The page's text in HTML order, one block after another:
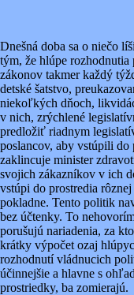
Dnešná doba sa o niečo
tým, že hlúpe
zákonov takmer každý
detské šatstvo,
niekoľkých dňoch,
v nich, zrýchlené
predložiť riadnym
poslancov, aby vstúpili
zaklincuje minister
svojich zákazníkov v ich
vstúpi do prostredia
pokladne. Tento politik
bez účtenky. To
porušujú nariadenia, za
krátky výpočet ozaj
rozhodnutí vládnucich
účinnejšie a hlavne s
prostriedky, ba zomierajú.